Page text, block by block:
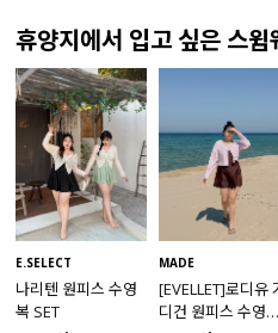
휴양지에서 입고 싶은 스윔
E.SELECT
나리텐 원피스 수영
복 SET
MADE
[EVELLET]로디유
디건 원피스 수영복